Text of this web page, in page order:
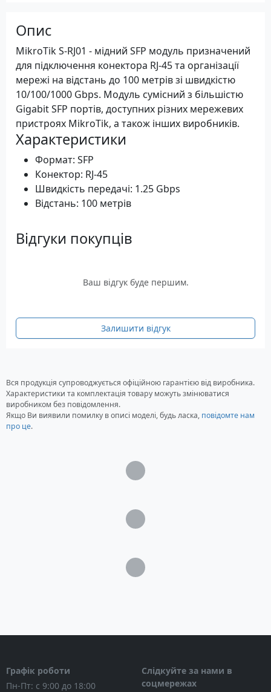
Опис
MikroTik S-RJ01 - мідний SFP модуль призначений
для підключення конектора RJ-45 та організації
мережі на відстань до 100 метрів зі швидкістю
10/100/1000 Gbps. Модуль сумісний з більшістю
Gigabit SFP портів, доступних різних мережевих
пристроях MikroTik, а також інших виробників.
Характеристики
Формат: SFP
Конектор: RJ-45
Швидкість передачі: 1.25 Gbps
Відстань: 100 метрів
Відгуки покупців
Ваш відгук буде першим.
Залишити відгук
Вся продукція супроводжується офіційною гарантією від виробника.
Характеристики та комплектація товару можуть змінюватися
виробником без повідомлення.
Якщо Ви виявили помилку в описі моделі, будь ласка, повідомте нам
про це.
Загрузка...
Загрузка...
Загрузка...
Графік роботи
Пн-Пт: с 9:00 до 18:00
Слідкуйте за нами в
соцмережах